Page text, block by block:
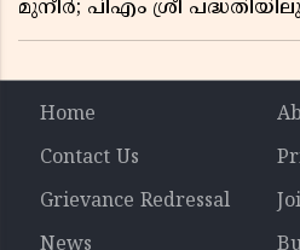
മുനീർ; പിഎം ശ്രീ
Home
Contact Us
Grievance Redressal
News